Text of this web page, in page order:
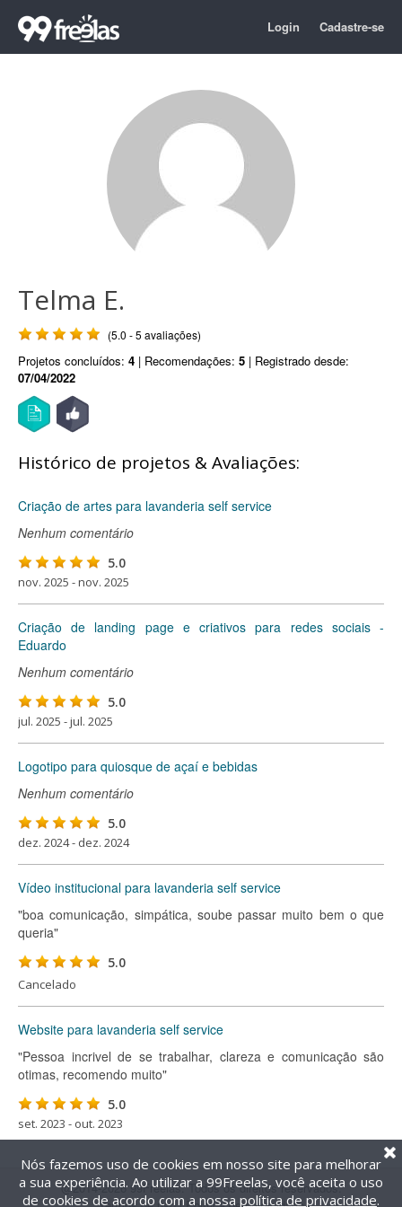
Login Cadastre-se
Telma E.
(5.0 - 5 avaliações)
Projetos concluídos: 4 | Recomendações: 5 | Registrado desde:
07/04/2022
Histórico de projetos & Avaliações:
Criação de artes para lavanderia self service
Nenhum comentário
5.0
nov. 2025 - nov. 2025
Criação de landing page e criativos para redes sociais -
Eduardo
Nenhum comentário
5.0
jul. 2025 - jul. 2025
Logotipo para quiosque de açaí e bebidas
Nenhum comentário
5.0
dez. 2024 - dez. 2024
Vídeo institucional para lavanderia self service
"boa comunicação, simpática, soube passar muito bem o que
queria"
5.0
Cancelado
Website para lavanderia self service
"Pessoa incrivel de se trabalhar, clareza e comunicação são
otimas, recomendo muito"
5.0
set. 2023 - out. 2023
@2014-2026 99Freelas. Todos os direitos reservados.
Nós fazemos uso de cookies em nosso site para melhorar
a sua experiência. Ao utilizar a 99Freelas, você aceita o uso
de cookies de acordo com a nossa política de privacidade.